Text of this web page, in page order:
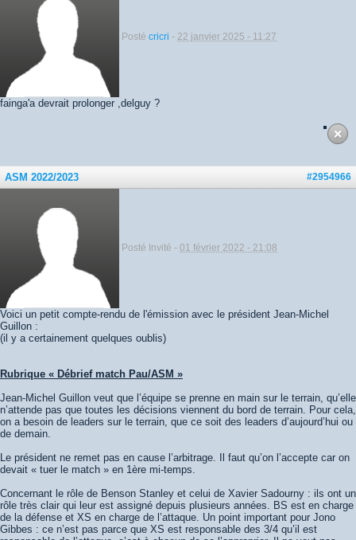
Posté cricri - 22 janvier 2025 - 11:27
fainga'a devrait prolonger ,delguy ?
#2954966
ASM 2022/2023
Posté Invité - 01 février 2022 - 21:08
Voici un petit compte-rendu de l'émission avec le président Jean-Michel
Guillon :
(il y a certainement quelques oublis)
Rubrique « Débrief match Pau/ASM »
Jean-Michel Guillon veut que l’équipe se prenne en main sur le terrain, qu’elle
n’attende pas que toutes les décisions viennent du bord de terrain. Pour cela,
on a besoin de leaders sur le terrain, que ce soit des leaders d’aujourd’hui ou
de demain.
Le président ne remet pas en cause l’arbitrage. Il faut qu’on l’accepte car on
devait « tuer le match » en 1ère mi-temps.
Concernant le rôle de Benson Stanley et celui de Xavier Sadourny : ils ont un
rôle très clair qui leur est assigné depuis plusieurs années. BS est en charge
de la défense et XS en charge de l’attaque. Un point important pour Jono
Gibbes : ce n’est pas parce que XS est responsable des 3/4 qu’il est